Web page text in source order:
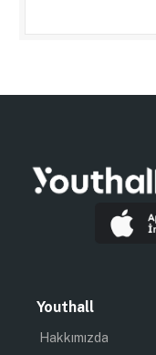
Youthall
Hakkımızda